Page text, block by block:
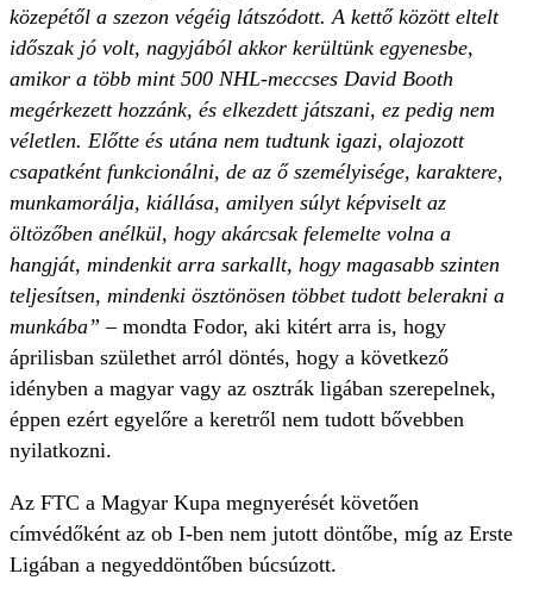
közepétől a szezon végéig látszódott. A kettő között eltelt
időszak jó volt, nagyjából akkor kerültünk egyenesbe,
amikor a több mint 500 NHL-meccses David Booth
megérkezett hozzánk, és elkezdett játszani, ez pedig nem
véletlen. Előtte és utána nem tudtunk igazi, olajozott
csapatként funkcionálni, de az ő személyisége, karaktere,
munkamorálja, kiállása, amilyen súlyt képviselt az
öltözőben anélkül, hogy akárcsak felemelte volna a
hangját, mindenkit arra sarkallt, hogy magasabb szinten
teljesítsen, mindenki ösztönösen többet tudott belerakni a
munkába” – mondta Fodor, aki kitért arra is, hogy
áprilisban születhet arról döntés, hogy a következő
idényben a magyar vagy az osztrák ligában szerepelnek,
éppen ezért egyelőre a keretről nem tudott bővebben
nyilatkozni.
Az FTC a Magyar Kupa megnyerését követően
címvédőként az ob I-ben nem jutott döntőbe, míg az Erste
Ligában a negyeddöntőben búcsúzott.